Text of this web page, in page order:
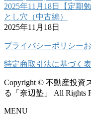
2025年11月18日【定期
とし穴（中古編）
2025年11月18日
プライバシーポリシー
特定商取引法に基づく
Copyright © 不動産投資
る「奈辺塾」 All Rights
MENU